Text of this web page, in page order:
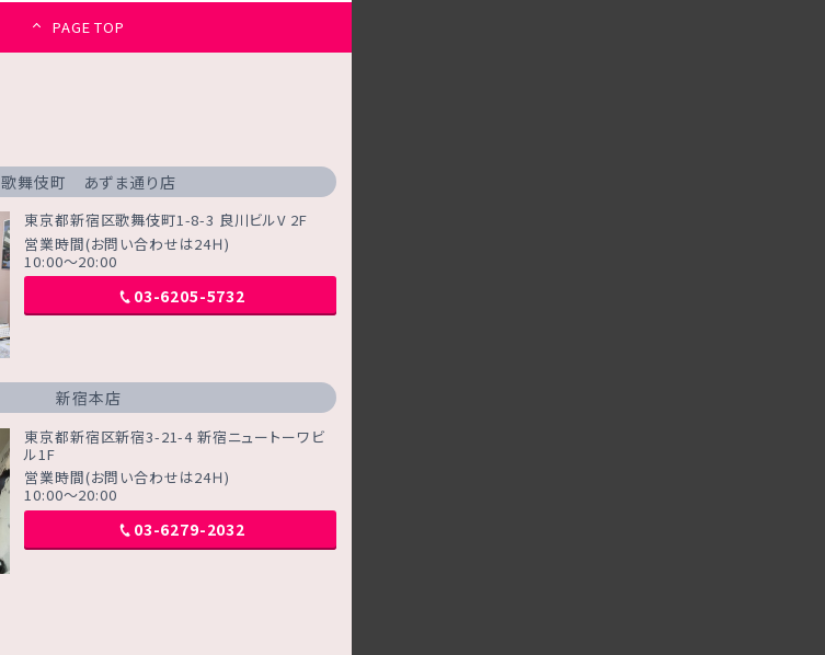
PAGE TOP
歌舞伎町 あずま通り店
東京都新宿区歌舞伎町1-8-3 良川ビルV 2F
営業時間(お問い合わせは24Ｈ)
10:00～20:00
03-6205-5732
新宿本店
東京都新宿区新宿3-21-4 新宿ニュートーワビ
ル1F
営業時間(お問い合わせは24Ｈ)
10:00～20:00
03-6279-2032